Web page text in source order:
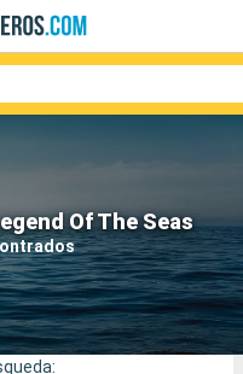
Of The Seas
Compañías